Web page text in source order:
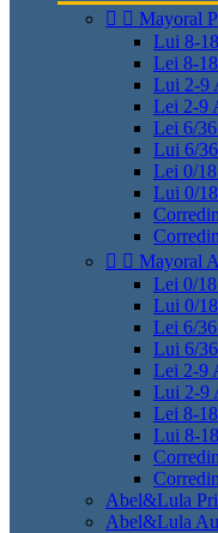
  Mayoral
Lui 8-
Lei 8-
Lui 2-9
Lei 2-9
Lei 6/
Lui 6/
Lei 0/
Lui 0/
  Mayoral
Lei 0/
Lui 0/
Lei 6/
Lui 6/
Lei 2-9
Lui 2-9
Lei 8-
Lui 8-
Abel&Lula
Abel&Lula